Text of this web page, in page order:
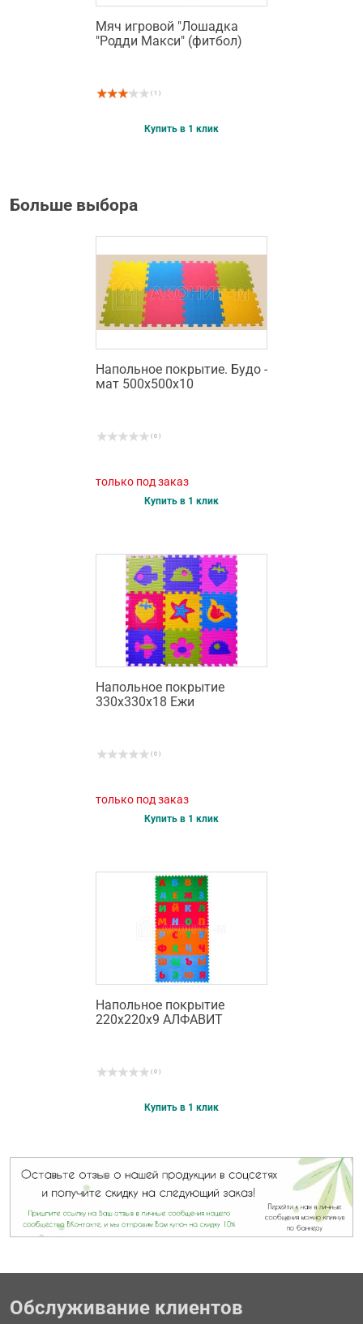
Мяч игровой "Лошадка
"Родди Макси" (фитбол)
( 1 )
Купить в 1 клик
Больше выбора
Напольное покрытие. Будо -
мат 500х500х10
( 0 )
только под заказ
Купить в 1 клик
Напольное покрытие
330х330х18 Ежи
( 0 )
только под заказ
Купить в 1 клик
Напольное покрытие
220х220х9 АЛФАВИТ
( 0 )
Купить в 1 клик
Обслуживание клиентов